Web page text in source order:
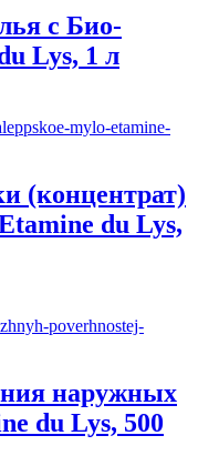
с Био-
Lys, 1 л
(концентрат)
du Lys,
наружных
du Lys, 500